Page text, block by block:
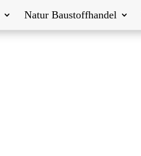
Natur Baustoffhandel